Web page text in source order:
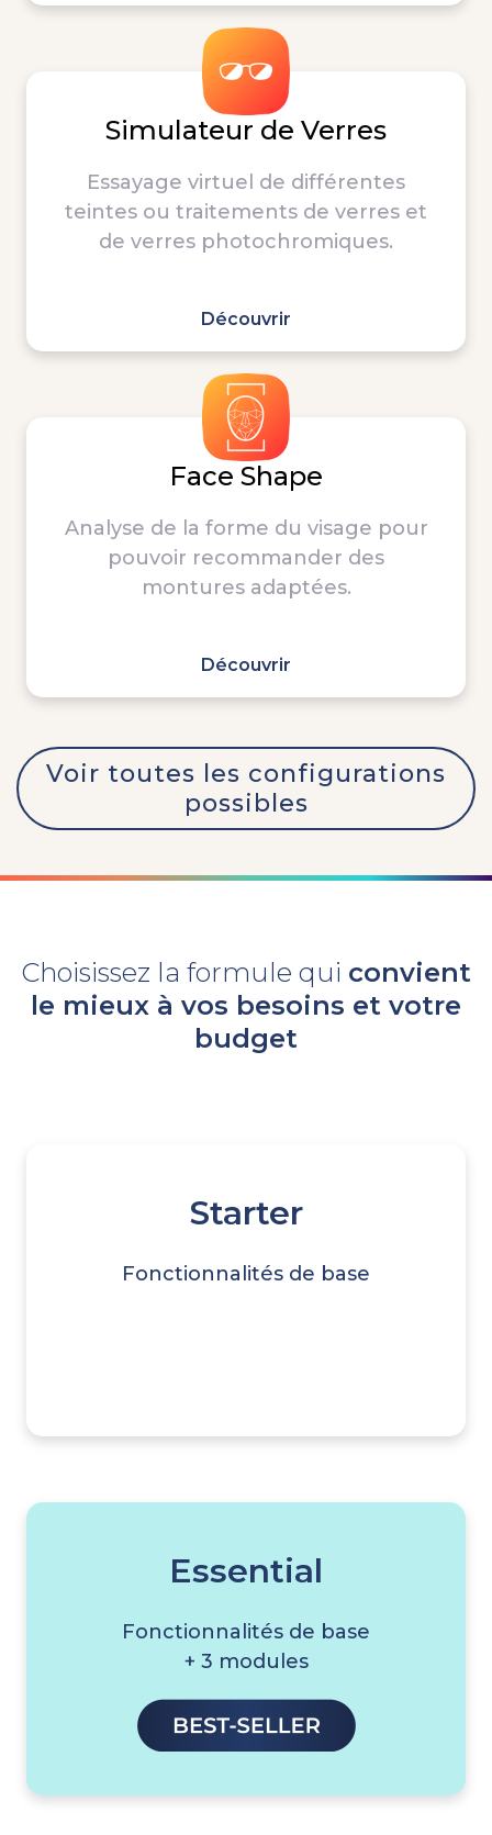
Simulateur de Verres
Essayage virtuel de différentes
teintes ou traitements de verres et
de verres photochromiques.
Découvrir
Face Shape
Analyse de la forme du visage pour
pouvoir recommander des
montures adaptées.
Découvrir
Voir toutes les configurations
possibles
Choisissez la formule qui convient
le mieux à vos besoins et votre
budget
Starter
Fonctionnalités de base
Essential
Fonctionnalités de base
+ 3 modules